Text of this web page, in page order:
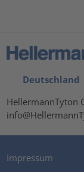
Deutschland
HellermannTyton
Impressum